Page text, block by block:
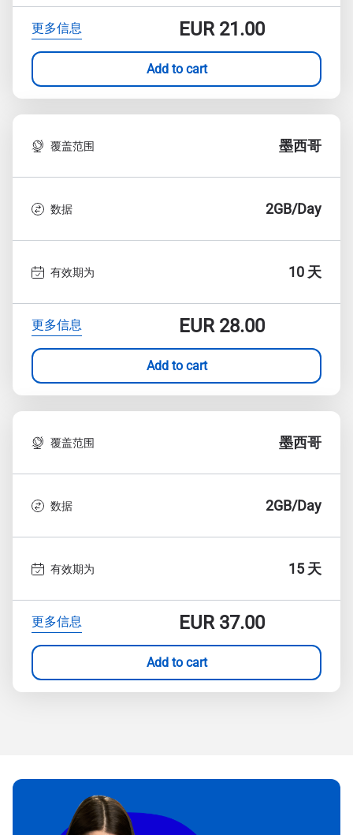
更多信息 EUR21.00
Add to cart
覆盖范围 墨西哥
数据 2GB/Day
有效期为 10 天
更多信息 EUR28.00
Add to cart
覆盖范围 墨西哥
数据 2GB/Day
有效期为 15 天
更多信息 EUR37.00
Add to cart